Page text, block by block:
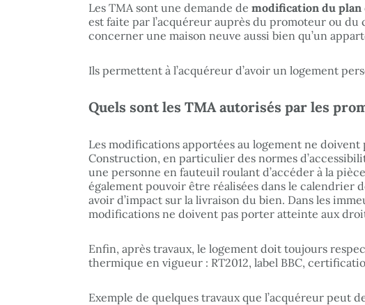
Les TMA sont une demande de modification du plan
est faite par l’acquéreur auprès du promoteur ou
concerner une maison neuve aussi bien qu’un
Ils permettent à l’acquéreur d’avoir un logement
Quels sont les TMA autorisés par les
Les modifications apportées au logement ne doivent
Construction, en particulier des normes
une personne en fauteuil roulant d’accéder à la
également pouvoir être réalisées dans le calendrier
avoir d’impact sur la livraison du bien. Dans les
modifications ne doivent pas porter atteinte aux
Enfin, après travaux, le logement doit toujours
thermique en vigueur : RT2012, label BBC,
Exemple de quelques travaux que l’acquéreur peut